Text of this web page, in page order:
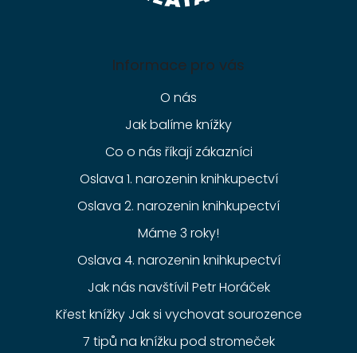
Informace pro vás
O nás
Jak balíme knížky
Co o nás říkají zákazníci
Oslava 1. narozenin knihkupectví
Oslava 2. narozenin knihkupectví
Máme 3 roky!
Oslava 4. narozenin knihkupectví
Jak nás navštívil Petr Horáček
Křest knížky Jak si vychovat sourozence
7 tipů na knížku pod stromeček